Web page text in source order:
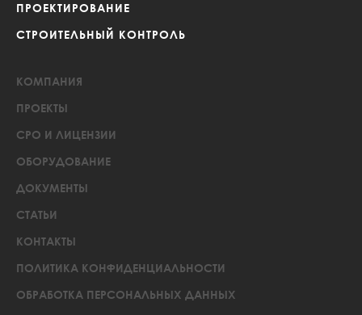
ПРОЕКТИРОВАНИЕ
СТРОИТЕЛЬНЫЙ КОНТРОЛЬ
КОМПАНИЯ
ПРОЕКТЫ
СРО И ЛИЦЕНЗИИ
ОБОРУДОВАНИЕ
ДОКУМЕНТЫ
СТАТЬИ
КОНТАКТЫ
ПОЛИТИКА КОНФИДЕНЦИАЛЬНОСТИ
ОБРАБОТКА ПЕРСОНАЛЬНЫХ ДАННЫХ